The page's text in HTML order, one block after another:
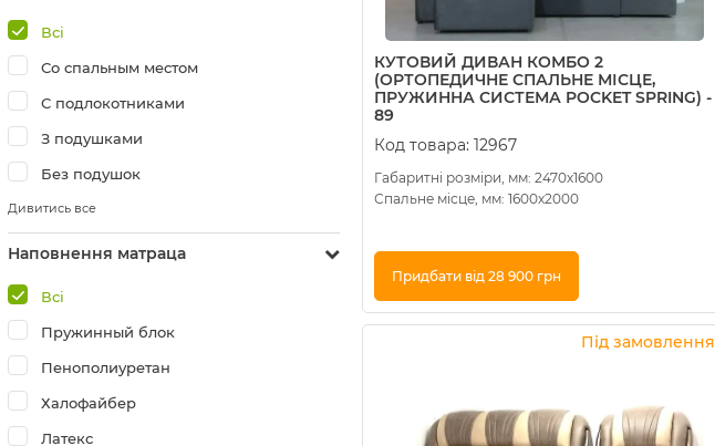
Всі
Со спальным местом
С подлокотниками
З подушками
Без подушок
Дивитись все
Наповнення матраца
Всі
Пружинный блок
Пенополиуретан
Халофайбер
Латекс
КУТОВИЙ ДИВАН КОМБО 2
(ОРТОПЕДИЧНЕ СПАЛЬНЕ МІСЦЕ,
ПРУЖИННА СИСТЕМА POCKET SPRING) -
89
Код товара: 12967
Габаритні розміри, мм: 2470х1600
Спальне місце, мм: 1600х2000
Придбати від 28 900 грн
Купити в 1 клік
Під замовлення